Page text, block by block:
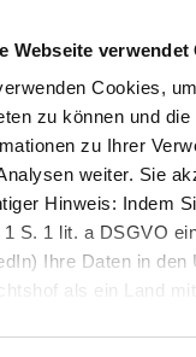
Webseite verwendet
Cookies,
zu können und
zu Ihrer
weiter. Sie
Hinweis: Indem
S. 1 lit. a DSGVO
Ihre Daten in
als ein Land